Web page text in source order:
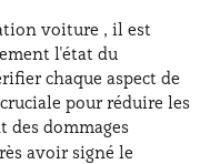
voiture , il est
l'état du
chaque aspect de
pour réduire les
des dommages
avoir signé le